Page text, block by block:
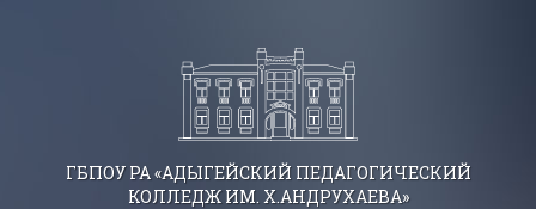
ГБПОУ РА «АДЫГЕЙСКИЙ ПЕДАГОГИЧЕСКИЙ
КОЛЛЕДЖ ИМ. Х.АНДРУХАЕВА»